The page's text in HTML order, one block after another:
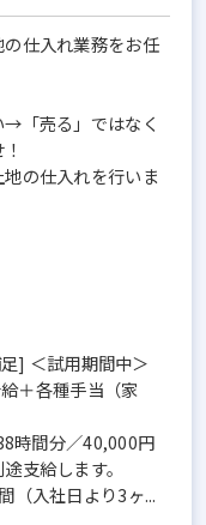
仕入れ業務をお任
「売る」ではなく
の仕入れを行いま
] ＜試用期間中＞
＋各種手当（家
時間分／40,000円
支給します。
（入社日より3ヶ...